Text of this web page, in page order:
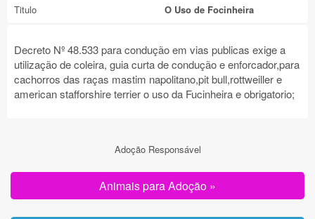
Titulo O Uso de Focinheira
Decreto Nº 48.533 para condução em vias publicas exige a
utilização de coleira, guia curta de condução e enforcador,para
cachorros das raças mastim napolitano,pit bull,rottweiller e
american stafforshire terrier o uso da Fucinheira e obrigatorio;
Adoção Responsável
Animais para Adoção »